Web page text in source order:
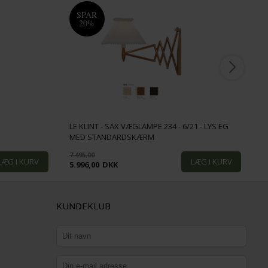
SPAR
20%
LE KLINT - SAX VÆGLAMPE 234 - 6/21 - LYS EG
MED STANDARDSKÆRM
7.495,00
5.996,00 DKK
KUNDEKLUB